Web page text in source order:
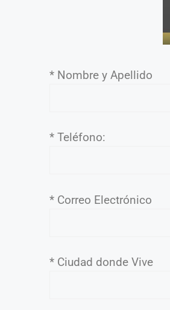
* Nombre y Apellido
* Teléfono:
* Correo Electrónico
* Ciudad donde Vive